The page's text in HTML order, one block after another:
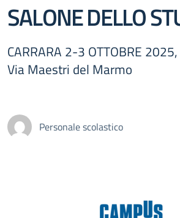
SALONE DELLO
CARRARA 2-3 OTTOBRE
Via Maestri del Marmo
Personale scolastico